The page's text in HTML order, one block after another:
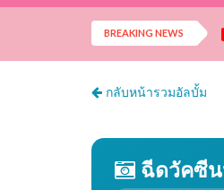
BREAKING NEWS
กลับหน้ารวมอัลบั้ม
ฉีดวัคซี